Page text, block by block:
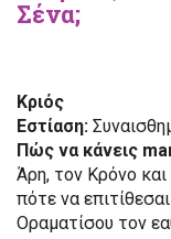
Σένα;
Κριός
Εστίαση:
Πώς να κάνεις
Άρη, τον Κρόνο
πότε να
Οραματίσου τον